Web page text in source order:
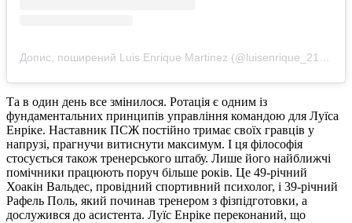
Та в один день все змінилося. Ротація є одним із
фундаментальних принципів управління командою для Луїса
Енріке. Наставник ПСЖ постійно тримає своїх гравців у
напрузі, прагнучи витиснути максимум. І ця філософія
стосується також тренерського штабу. Лише його найближчі
помічники працюють поруч більше років. Це 49-річний
Хоакін Вальдес, провідний спортивний психолог, і 39-річний
Рафель Поль, який починав тренером з фізпідготовки, а
дослужився до асистента. Луїс Енріке переконаний, що